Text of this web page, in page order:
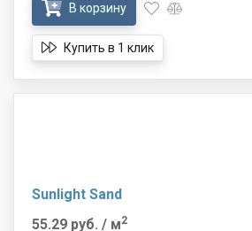
В корзину
Купить в 1 клик
Sunlight Sand
55.29 руб. / м2